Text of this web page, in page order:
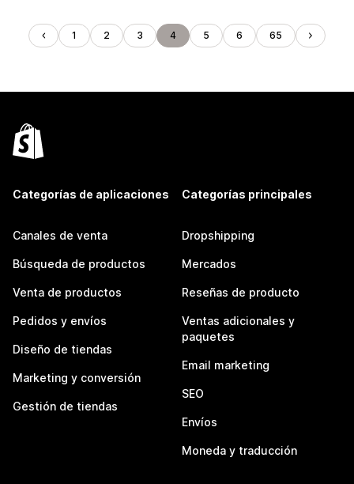
1 2 3 4 5 6 65
Categorías de aplicaciones
Canales de venta
Búsqueda de productos
Venta de productos
Pedidos y envíos
Diseño de tiendas
Marketing y conversión
Gestión de tiendas
Categorías principales
Dropshipping
Mercados
Reseñas de producto
Ventas adicionales y
paquetes
Email marketing
SEO
Envíos
Moneda y traducción